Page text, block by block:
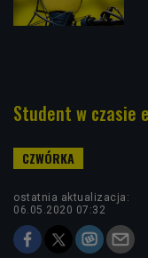
Student w czasie
ostatnia aktualizacja:
06.05.2020 07:32